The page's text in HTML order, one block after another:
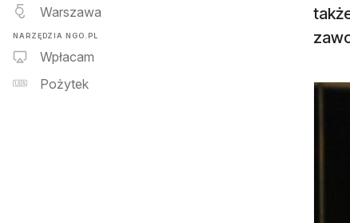
Warszawa
NARZĘDZIA NGO.PL
Wpłacam
Pożytek